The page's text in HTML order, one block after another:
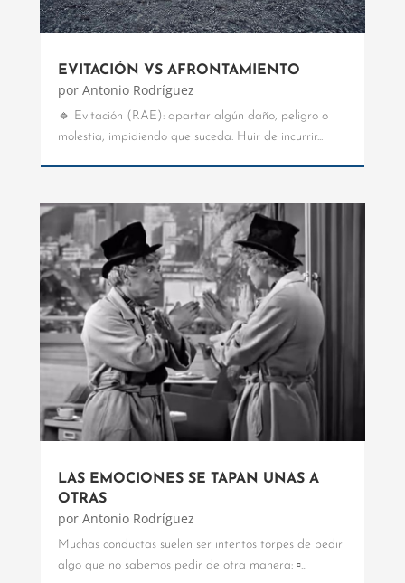
EVITACIÓN VS AFRONTAMIENTO
por Antonio Rodríguez
🔹 Evitación (RAE): apartar algún daño, peligro o
molestia, impidiendo que suceda. Huir de incurrir...
LAS EMOCIONES SE TAPAN UNAS A
OTRAS
por Antonio Rodríguez
Muchas conductas suelen ser intentos torpes de pedir
algo que no sabemos pedir de otra manera: ▫️...